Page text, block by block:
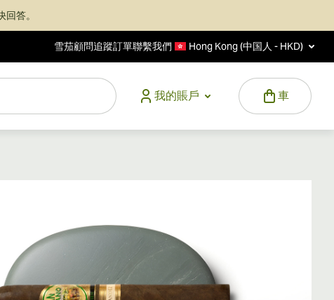
答。
雪茄顧問追蹤訂單聯繫我們 Hong Kong (中国人 - HKD)
我的賬戶
車